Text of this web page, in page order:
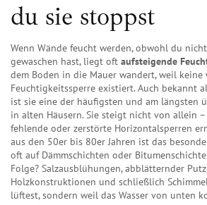
du sie stoppst
Wenn Wände feucht werden, obwohl du
gewaschen hast, liegt oft aufsteigende
dem Boden in die Mauer wandert, weil keine
Feuchtigkeitssperre existiert. Auch bekannt
ist sie eine der häufigsten und am längsten
in alten Häusern. Sie steigt nicht von allein
fehlende oder zerstörte Horizontalsperren
aus den 50er bis 80er Jahren ist das
oft auf Dämmschichten oder
Folge? Salzausblühungen, abblätternder
Holzkonstruktionen und schließlich
lüftest, sondern weil das Wasser von unten